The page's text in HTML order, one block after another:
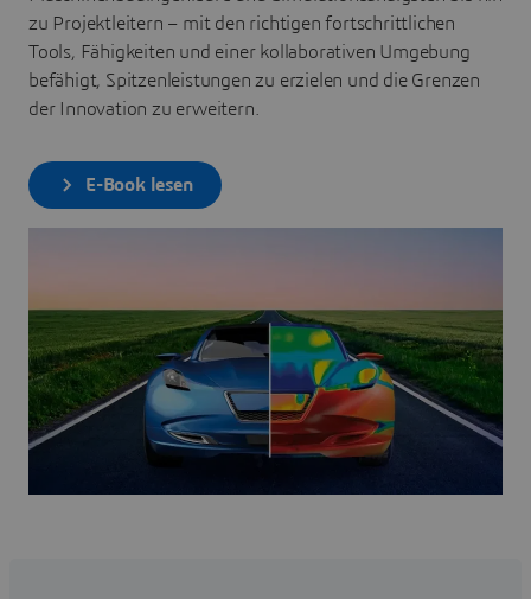
zu Projektleitern – mit den richtigen fortschrittlichen
Tools, Fähigkeiten und einer kollaborativen Umgebung
befähigt, Spitzenleistungen zu erzielen und die Grenzen
der Innovation zu erweitern.
E-Book lesen